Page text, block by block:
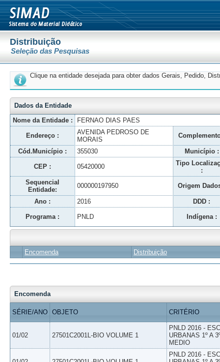
Distribuição
Seleção das Pesquisas
Clique na entidade desejada para obter dados Gerais, Pedido,
Dados da Entidade
Nome da Entidade :
FERNAO DIAS PAES
Endereço :
AVENIDA PEDROSO DE
MORAIS
Cód.Município : 355030 Município :
CEP : 05420000
Tipo
:
Sequencial
Entidade:
000000197950 Origem
Ano : 2016 DDD :
Programa : PNLD Indígena :
Encomenda Distribuição
Encomenda
SÉRIE/ANO OBJETO CRITÉRIO
01/02 27501C2001L-BIO VOLUME 1
PNLD 2016 -
URBANAS 1º A
MEDIO
PNLD 2016 -